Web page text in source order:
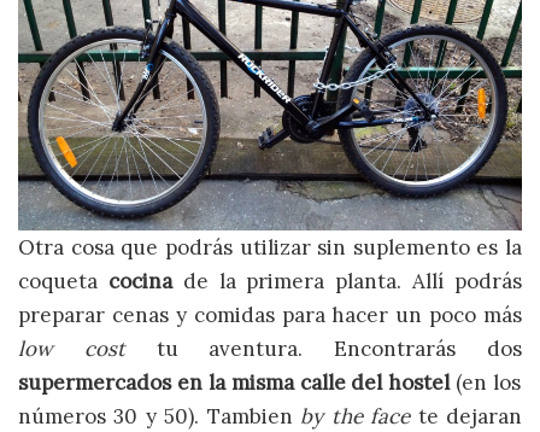
Otra cosa que podrás utilizar sin suplemento es la
coqueta cocinade la primera planta. Allí podrás
preparar cenas y comidas para hacer un poco más
low costtu aventura. Encontrarás dos
supermercados en la misma calle del hostel(en los
números 30 y 50). Tambien by the facete dejaran